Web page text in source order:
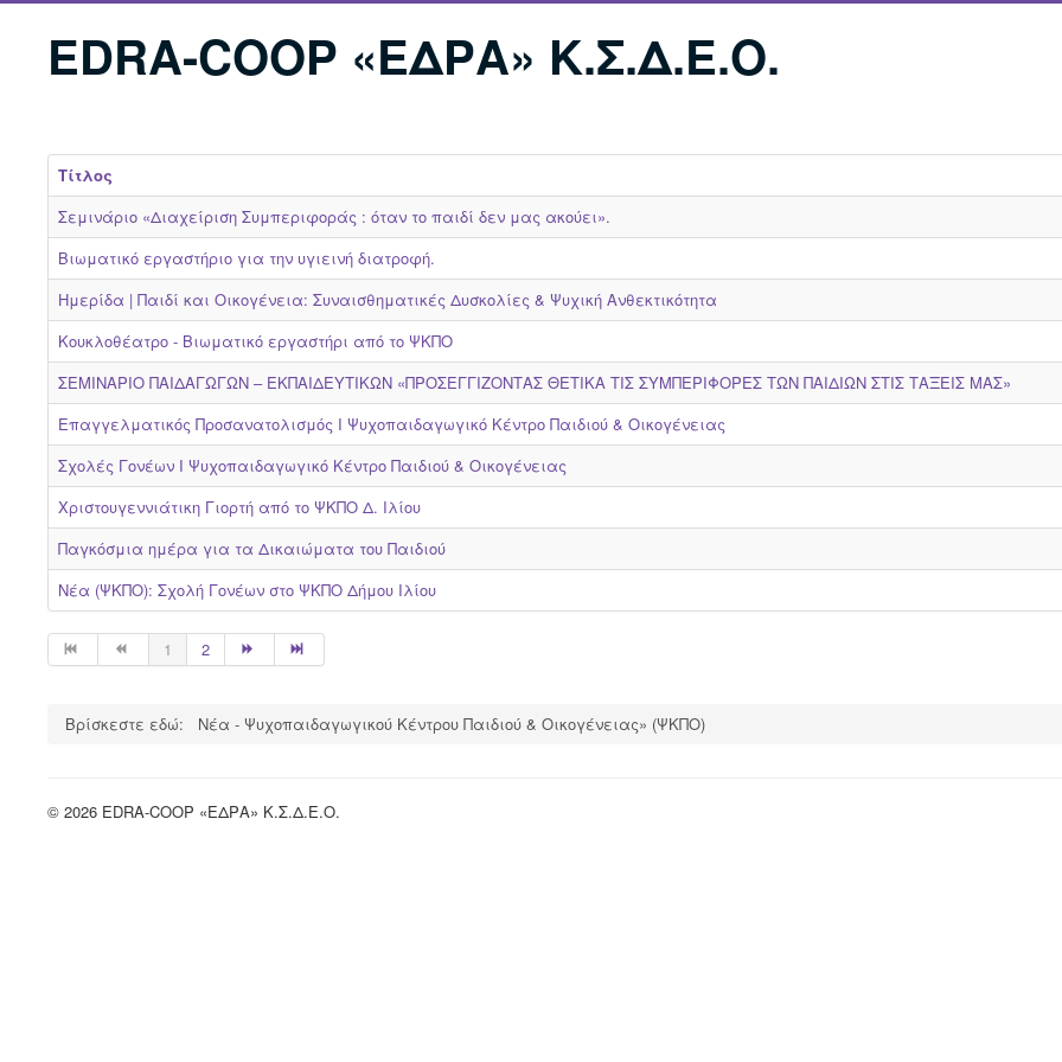
EDRA-COOP «ΕΔΡΑ» Κ.Σ.Δ.Ε.Ο.
Τίτλος
Σεμινάριο «Διαχείριση Συμπεριφοράς : όταν το παιδί δεν μας ακούει».
Bιωματικό εργαστήριο για την υγιεινή διατροφή.
Ημερίδα | Παιδί και Οικογένεια: Συναισθηματικές Δυσκολίες & Ψυχική Ανθεκτικότητα
Κουκλοθέατρο - Bιωματικό εργαστήρι από το ΨΚΠΟ
ΣΕΜΙΝΑΡΙΟ ΠΑΙΔΑΓΩΓΩΝ – ΕΚΠΑΙΔΕΥΤΙΚΩΝ «ΠΡΟΣΕΓΓΙΖΟΝΤΑΣ ΘΕΤΙΚΑ ΤΙΣ ΣΥΜΠΕΡΙΦΟΡΕΣ ΤΩΝ ΠΑΙΔΙΩΝ ΣΤΙΣ ΤΑΞΕΙΣ ΜΑΣ»
Επαγγελματικός Προσανατολισμός Ι Ψυχοπαιδαγωγικό Κέντρο Παιδιού & Οικογένειας
Σχολές Γονέων Ι Ψυχοπαιδαγωγικό Κέντρο Παιδιού & Οικογένειας
Χριστουγεννιάτικη Γιορτή από το ΨΚΠΟ Δ. Ιλίου
Παγκόσμια ημέρα για τα Δικαιώματα του Παιδιού
Νέα (ΨΚΠΟ): Σχολή Γονέων στο ΨΚΠΟ Δήμου Ιλίου
1 2
Βρίσκεστε εδώ: Νέα - Ψυχοπαιδαγωγικού Κέντρου Παιδιού & Οικογένειας» (ΨΚΠΟ)
© 2026 EDRA-COOP «ΕΔΡΑ» Κ.Σ.Δ.Ε.Ο.